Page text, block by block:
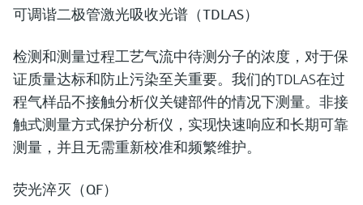
可调谐二极管激光吸收光谱（TDLAS）
检测和测量过程工艺气流中待测分子的浓度，对于保
证质量达标和防止污染至关重要。我们的TDLAS在过
程气样品不接触分析仪关键部件的情况下测量。非接
触式测量方式保护分析仪，实现快速响应和长期可靠
测量，并且无需重新校准和频繁维护。
荧光淬灭（QF）